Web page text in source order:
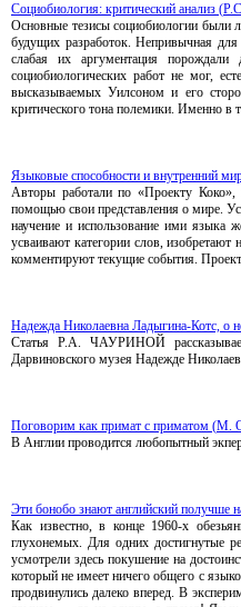
Социобиология: критический анализ (
Основные тезисы социобиологии были
будущих разработок. Непривычная для
слабая их аргументация
социобиологических работ не мог,
высказываемых Уилсоном и его
критического тона полемики. Именно в
Языковые способности и внутренний
Авторы работали по «Проекту Коко»,
помощью свои представления о мире.
научение и использование ими языка
усваивают категории слов,
комментируют текущие события.
Надежда Николаевна Ладыгина-Котс, о
Статья Р.А. ЧАУРИНОЙ
Дарвиновского музея Надежде
Поговорим как примат с приматом (М.
В Англии проводится любопытный
Эти бонобо знают английский получше
Как известно, в конце 1960-х
глухонемых. Для одних достигнутые
усмотрели здесь покушение на
который не имеет ничего общего с
продвинулись далеко вперед. В